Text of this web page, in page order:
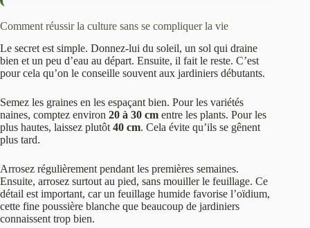
Comment réussir la culture sans se compliquer la vie
Le secret est simple. Donnez-lui du soleil, un sol qui draine
bien et un peu d’eau au départ. Ensuite, il fait le reste. C’est
pour cela qu’on le conseille souvent aux jardiniers débutants.
Semez les graines en les espaçant bien. Pour les variétés
naines, comptez environ 20 à 30 cm entre les plants. Pour les
plus hautes, laissez plutôt40 cm. Cela évite qu’ils se gênent
plus tard.
Arrosez régulièrement pendant les premières semaines.
Ensuite, arrosez surtout au pied, sans mouiller le feuillage. Ce
détail est important, car un feuillage humide favorise l’oïdium,
cette fine poussière blanche que beaucoup de jardiniers
connaissent trop bien.